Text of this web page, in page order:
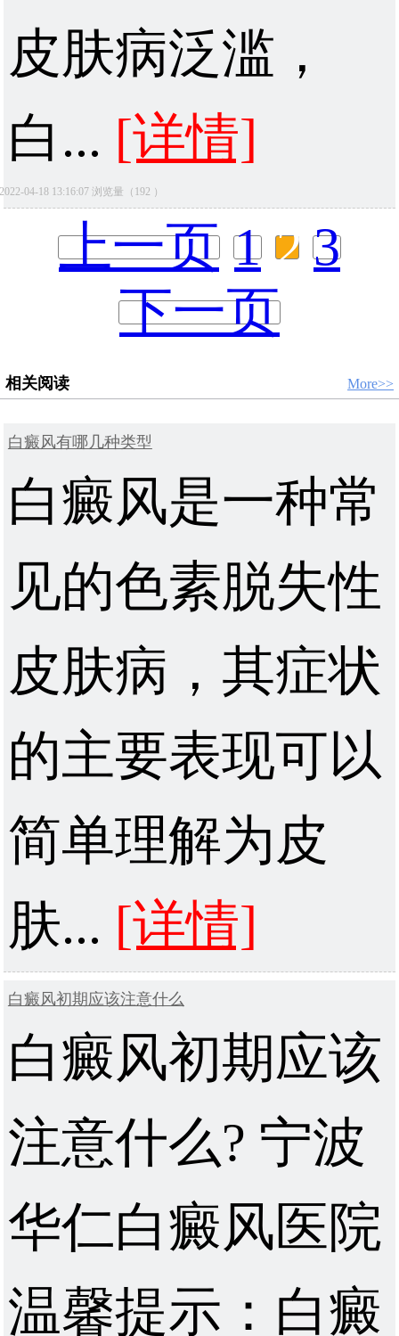
皮肤病泛滥，
白... [详情]
04-18 13:16:07 浏览量（192 ）
上一页 1 2 3
下一页
相关阅读 More>>
白癜风有哪几种类型
白癜风是一种常
见的色素脱失性
皮肤病，其症状
的主要表现可以
简单理解为皮
肤... [详情]
白癜风初期应该注意什么
白癜风初期应该
注意什么? 宁波
华仁白癜风医院
温馨提示：白癜